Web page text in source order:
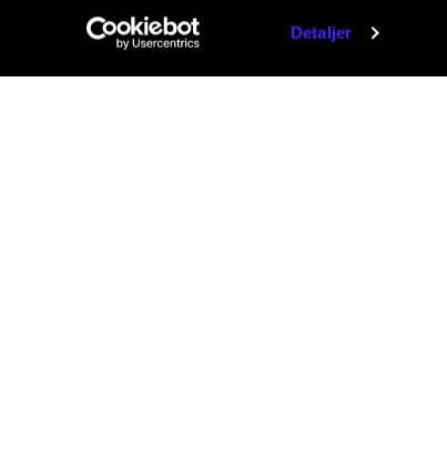
Detaljer